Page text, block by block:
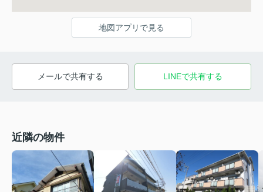
地図アプリで見る
メールで共有する LINEで共有する
近隣の物件